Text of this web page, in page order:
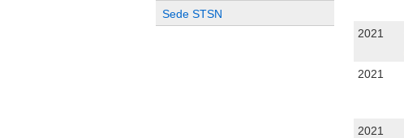
Sede STSN
2021
2021
2021